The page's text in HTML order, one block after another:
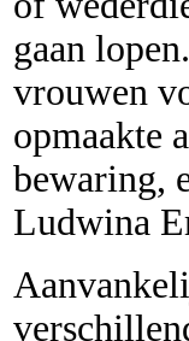
gaan
vrouwen
opmaakte
bewaring,
Ludwina